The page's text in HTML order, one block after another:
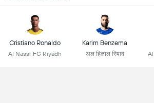
Cristiano Ronaldo
Al Nassr FC Riyadh
Karim Benzema
अल हिलाल रियाद